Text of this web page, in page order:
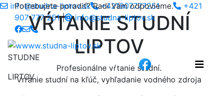
Potrebujete poradiť? Radi Vám odpovieme.
+421
907 777 251 | info@studna-liptov.sk
STUDNE
LIPTOV
info@studna-liptov.sk +421907777251
VŔTANIE STUDNÍ
LIPTOV
Profesionálne vŕtanie studní.
Vrŕanie studní na kľúč, vyhľadanie vodného zdroja